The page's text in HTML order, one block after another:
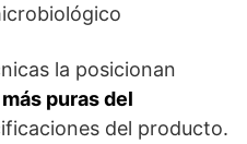
la posicionan
puras del
del producto.